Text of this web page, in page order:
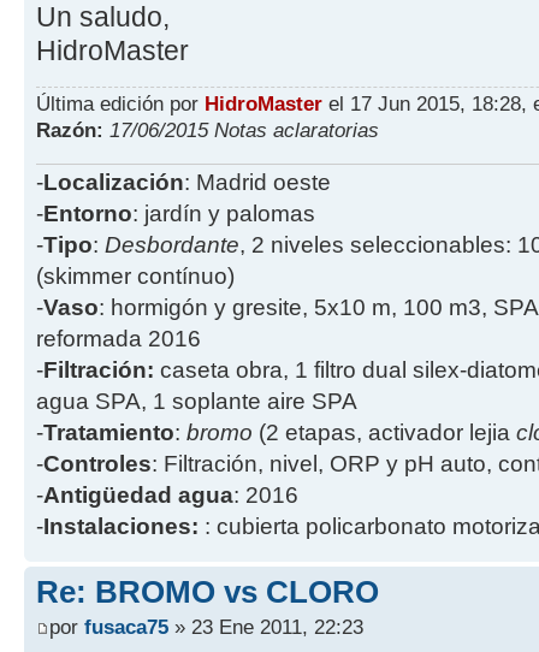
Un saludo,
HidroMaster
Última edición por HidroMaster el 17 Jun 2015, 18:28,
Razón: 17/06/2015 Notas aclaratorias
-Localización: Madrid oeste
-Entorno: jardín y palomas
-Tipo: Desbordante, 2 niveles seleccionables:
(skimmer contínuo)
-Vaso: hormigón y gresite, 5x10 m, 100 m3,
reformada 2016
-Filtración: caseta obra, 1 filtro dual silex-
agua SPA, 1 soplante aire SPA
-Tratamiento: bromo (2 etapas, activador lejia
-Controles: Filtración, nivel, ORP y pH auto,
-Antigüedad agua: 2016
-Instalaciones: : cubierta policarbonato
Re: BROMO vs CLORO
por fusaca75 » 23 Ene 2011, 22:23